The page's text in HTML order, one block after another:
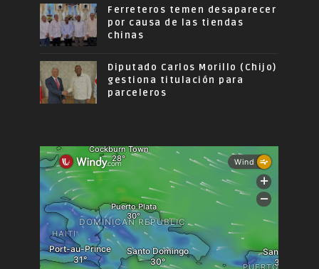
Ferreteros temen desaparecer
por causa de las tiendas
chinas
Diputado Carlos Morillo (Chijo)
gestiona titulación para
parceleros